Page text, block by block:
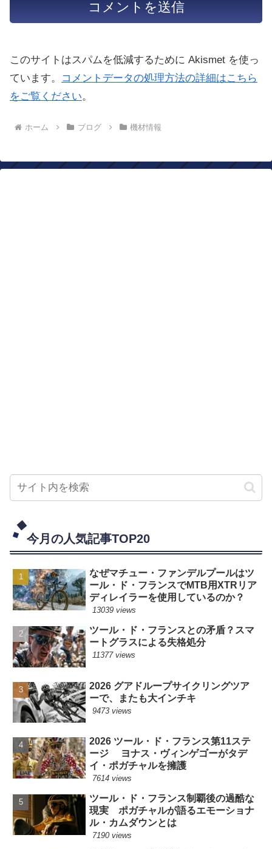
このサイトはスパムを低減するために Akismet を使っ
ています。
コメントデータの処理方法の詳細はこちら
をご覧ください。
ホーム ブログ 機材情報
今月の人気記事TOP20
なぜマチュー・ファンデルプールはツ
ール・ド・フランスでMTB用XTRリア
ディレイラーを使用しているのか？
13039 views
ツール・ド・フランスとの矛盾？スマ
ートグラスによる失格処分
11377 views
2026 グアドループサイクリングツア
ーで、またも大インチキ
9473 views
2026 ツール・ド・フランス第11ステ
ージ ヨナス・ヴィンゲゴーがタデ
イ・ポガチャルを擁護
7614 views
ツール・ド・フランス制覇後の過酷な
現実 ポガチャルが語るエモーショナ
ル・カムダウンとは
7190 views